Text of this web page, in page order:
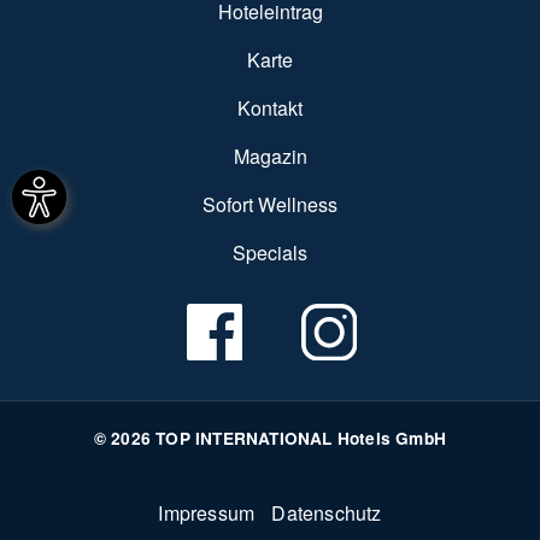
Hoteleintrag
Karte
Kontakt
Magazin
Sofort Wellness
Specials
© 2026 TOP INTERNATIONAL Hotels GmbH
FußzeileImpressum Datenschutz